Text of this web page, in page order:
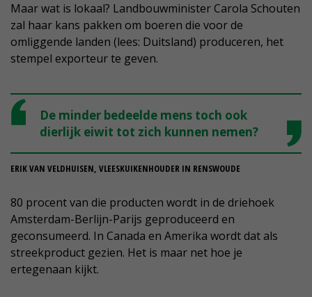
Maar wat is lokaal? Landbouwminister Carola Schouten
zal haar kans pakken om boeren die voor de
omliggende landen (lees: Duitsland) produceren, het
stempel exporteur te geven.
De minder bedeelde mens toch ook
dierlijk eiwit tot zich kunnen nemen?
ERIK VAN VELDHUISEN, VLEESKUIKENHOUDER IN RENSWOUDE
80 procent van die producten wordt in de driehoek
Amsterdam-Berlijn-Parijs geproduceerd en
geconsumeerd. In Canada en Amerika wordt dat als
streekproduct gezien. Het is maar net hoe je
ertegenaan kijkt.